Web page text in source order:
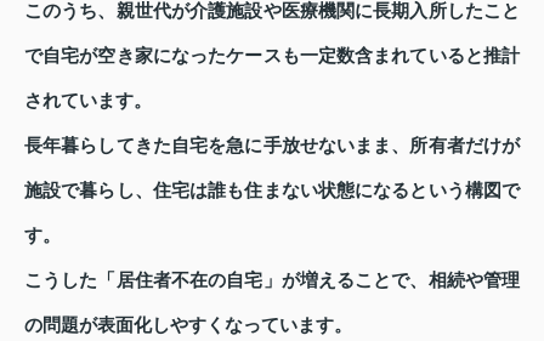
このうち、親世代が介護施設や医療機関に長期入所したこと
で自宅が空き家になったケースも一定数含まれていると推計
されています。
長年暮らしてきた自宅を急に手放せないまま、所有者だけが
施設で暮らし、住宅は誰も住まない状態になるという構図で
す。
こうした「居住者不在の自宅」が増えることで、相続や管理
の問題が表面化しやすくなっています。